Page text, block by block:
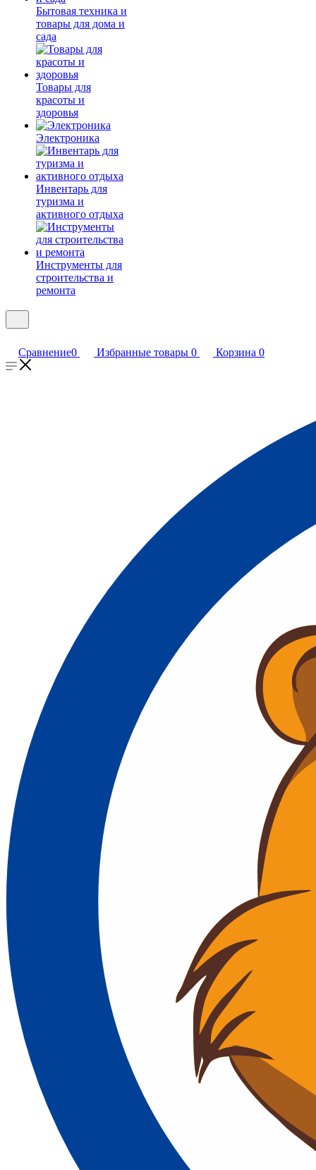
Бытовая техника и
товары для дома и
сада
Товары для
красоты и
здоровья
Электроника
Инвентарь для
туризма и
активного отдыха
Инструменты для
строительства и
ремонта
Сравнение0 Избранные товары 0 Корзина 0